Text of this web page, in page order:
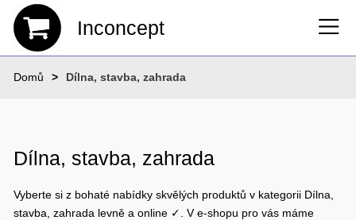
Inconcept
Domů Dílna, stavba, zahrada
Dílna, stavba, zahrada
Vyberte si z bohaté nabídky skvělých produktů v kategorii Dílna,
stavba, zahrada levně a online ✓. V e-shopu pro vás máme